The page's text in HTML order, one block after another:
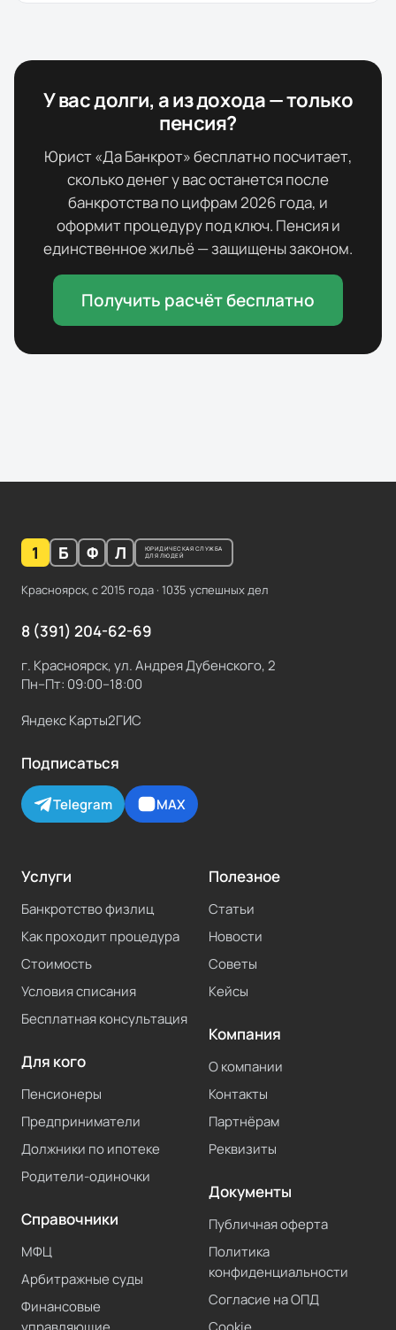
У вас долги, а из дохода — только
пенсия?
Юрист «Да Банкрот» бесплатно посчитает,
сколько денег у вас останется после
банкротства по цифрам2026 года, и
оформит процедуру под ключ. Пенсия и
единственное жильё — защищены законом.
Получить расчёт бесплатно
1 Б Ф Л
ЮРИДИЧЕСКАЯ СЛУЖБА
ДЛЯ ЛЮДЕЙ
Красноярск, с2015 года · 1035 успешных дел
8 (391) 204-62-69
г. Красноярск, ул. Андрея Дубенского, 2
Пн–Пт: 09:00–18:00
Яндекс Карты2ГИС
Подписаться
Telegram MAX
Услуги
Банкротство физлиц
Как проходит процедура
Стоимость
Условия списания
Бесплатная консультация
Для кого
Пенсионеры
Предприниматели
Должники по ипотеке
Родители-одиночки
Справочники
МФЦ
Арбитражные суды
Финансовые
Полезное
Статьи
Новости
Советы
Кейсы
Компания
О компании
Контакты
Партнёрам
Реквизиты
Документы
Публичная оферта
Политика
конфиденциальности
Согласие на ОПД